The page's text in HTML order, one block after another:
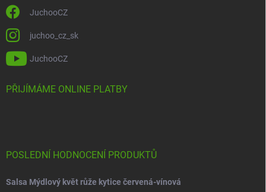
JuchooCZ
juchoo_cz_sk
JuchooCZ
PŘIJÍMÁME ONLINE PLATBY
POSLEDNÍ HODNOCENÍ PRODUKTŮ
Salsa Mýdlový květ růže kytice červená-vínová